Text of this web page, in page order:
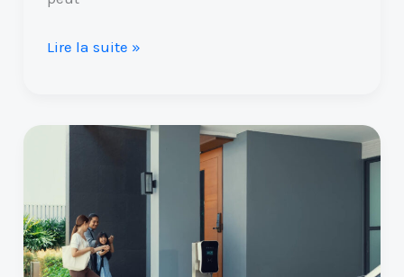
Lire la suite »
:
est-
ce